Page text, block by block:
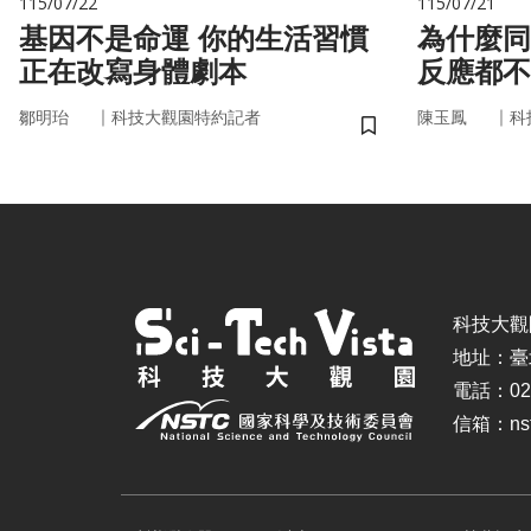
基因不是命運 你的生活習慣
正在改寫身體劇本
鄒明珆 ｜ 科技大觀園特約記者
儲存書籤
為什麼
反應都
的用藥
陳玉鳳 ｜ 科
科技大
地址：
電話：
信箱：